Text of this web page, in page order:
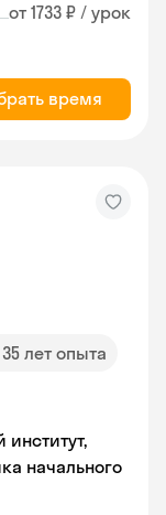
от 1733 ₽ / урок
время
35 лет опыта
начального